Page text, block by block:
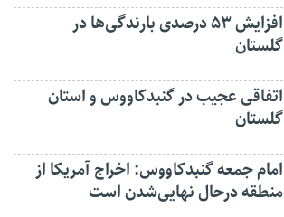
افزایش ۵۳ درصدی بارندگی‌ها در
گلستان
اتفاقی عجیب در‌ گنبدکاووس و استان
گلستان
امام جمعه گنبدکاووس: اخراج آمریکا از
منطقه درحال نهایی‌شدن است